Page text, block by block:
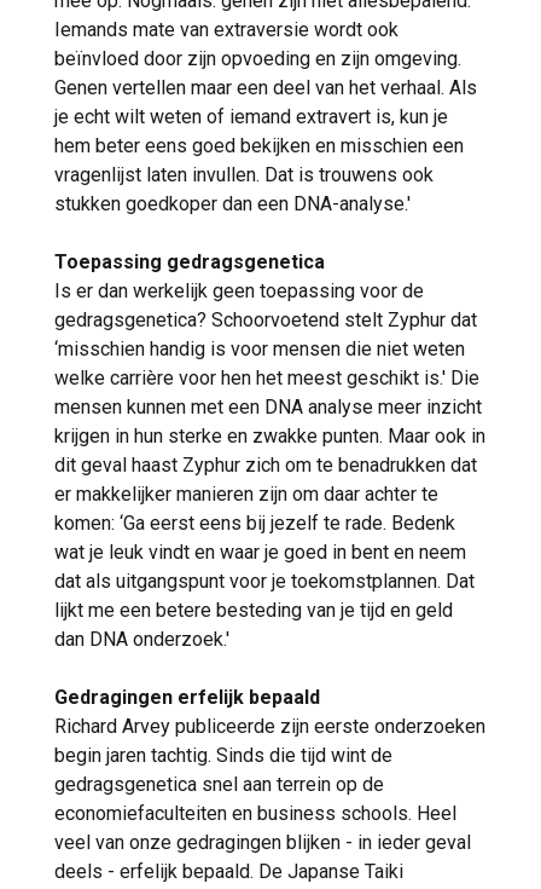
Iemands mate van extraversie wordt ook
beïnvloed door zijn opvoeding en zijn omgeving.
Genen vertellen maar een deel van het verhaal. Als
je echt wilt weten of iemand extravert is, kun je
hem beter eens goed bekijken en misschien een
vragenlijst laten invullen. Dat is trouwens ook
stukken goedkoper dan een DNA-analyse.'
Toepassing gedragsgenetica
Is er dan werkelijk geen toepassing voor de
gedragsgenetica? Schoorvoetend stelt Zyphur dat
‘misschien handig is voor mensen die niet weten
welke carrière voor hen het meest geschikt is.' Die
mensen kunnen met een DNA analyse meer inzicht
krijgen in hun sterke en zwakke punten. Maar ook in
dit geval haast Zyphur zich om te benadrukken dat
er makkelijker manieren zijn om daar achter te
komen: ‘Ga eerst eens bij jezelf te rade. Bedenk
wat je leuk vindt en waar je goed in bent en neem
dat als uitgangspunt voor je toekomstplannen. Dat
lijkt me een betere besteding van je tijd en geld
dan DNA onderzoek.'
Gedragingen erfelijk bepaald
Richard Arvey publiceerde zijn eerste onderzoeken
begin jaren tachtig. Sinds die tijd wint de
gedragsgenetica snel aan terrein op de
economiefaculteiten en business schools. Heel
veel van onze gedragingen blijken - in ieder geval
deels - erfelijk bepaald. De Japanse Taiki